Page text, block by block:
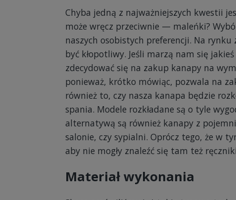
Chyba jedną z najważniejszych kwestii
może wręcz przeciwnie — maleńki?
naszych osobistych preferencji. Na
być kłopotliwy. Jeśli marzą nam się
zdecydować się na zakup kanapy na
ponieważ, krótko mówiąc, pozwala na
również to, czy nasza kanapa będzie
spania. Modele rozkładane są o tyle
alternatywą są również kanapy z
salonie, czy sypialni. Oprócz tego, że w
aby nie mogły znaleźć się tam też
Materiał wykonania